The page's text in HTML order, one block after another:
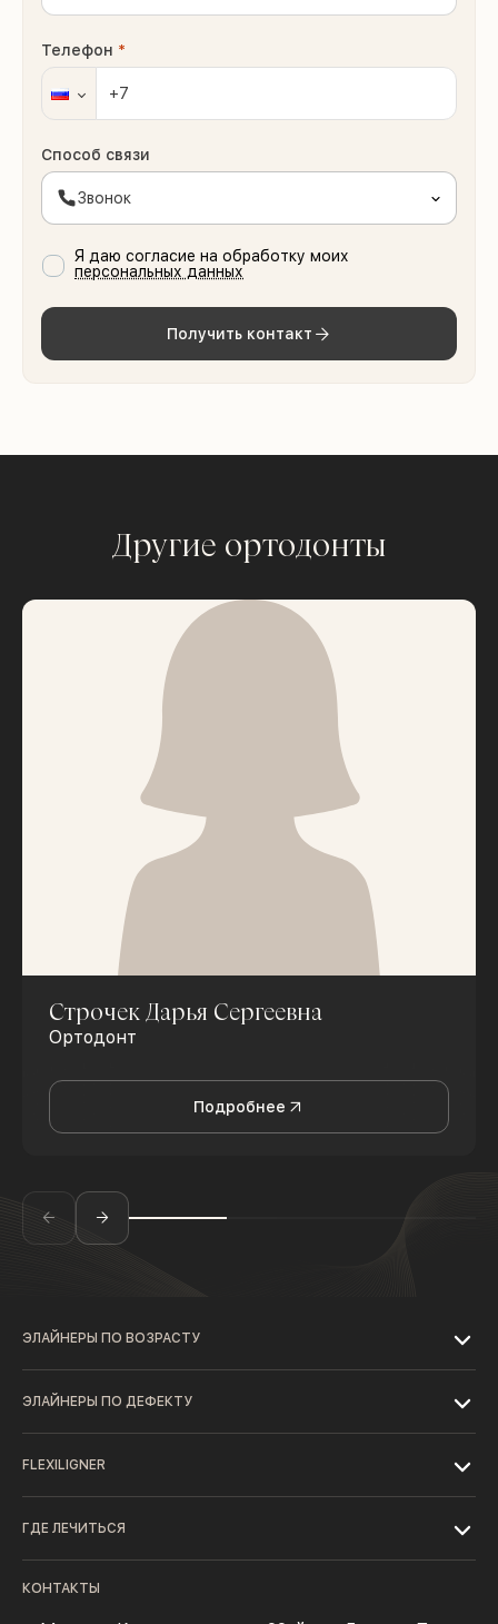
Телефон *
Способ связи
Звонок
Я даю согласие на обработку моих
персональных данных
Получить контакт
Другие ортодонты
Строчек Дарья Сергеевна
Ортодонт
Подробнее
ЭЛАЙНЕРЫ ПО ВОЗРАСТУ
ЭЛАЙНЕРЫ ПО ДЕФЕКТУ
FLEXILIGNER
ГДЕ ЛЕЧИТЬСЯ
КОНТАКТЫ